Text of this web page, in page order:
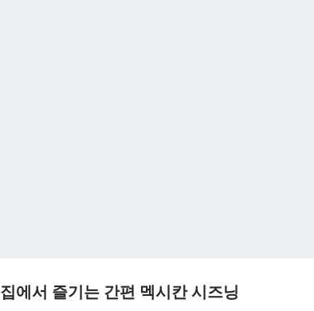
집에서 즐기는 간편 멕시칸 시즈닝